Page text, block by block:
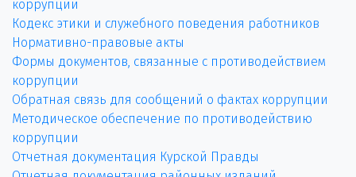
коррупции
Кодекс этики и служебного поведения работников
Нормативно-правовые акты
Формы документов, связанные с противодействием
коррупции
Обратная связь для сообщений о фактах коррупции
Методическое обеспечение по противодействию
коррупции
Отчетная документация Курской Правды